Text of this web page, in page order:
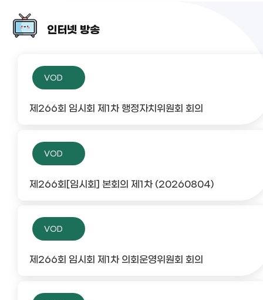
인터넷 방송
VOD
제266회 임시회 제1차 행정자치위원회 회의
VOD
제266회[임시회] 본회의 제1차 (20260804)
VOD
제266회 임시회 제1차 의회운영위원회 회의